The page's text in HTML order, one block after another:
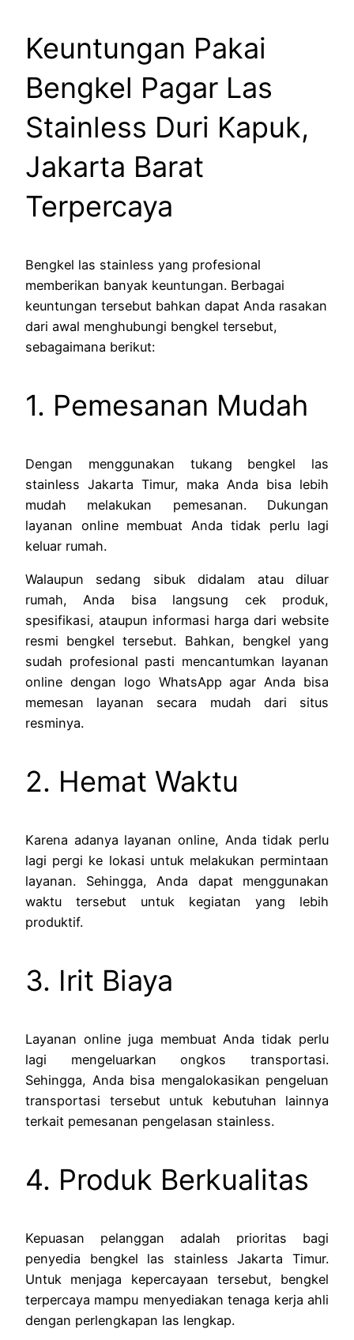
Keuntungan Pakai
Bengkel Pagar Las
Stainless Duri Kapuk,
Jakarta Barat
Terpercaya
Bengkel las stainless yang profesional
memberikan banyak keuntungan. Berbagai
keuntungan tersebut bahkan dapat Anda rasakan
dari awal menghubungi bengkel tersebut,
sebagaimana berikut:
1. Pemesanan Mudah
Dengan menggunakan tukang bengkel las
stainless Jakarta Timur, maka Anda bisa lebih
mudah melakukan pemesanan. Dukungan
layanan online membuat Anda tidak perlu lagi
keluar rumah.
Walaupun sedang sibuk didalam atau diluar
rumah, Anda bisa langsung cek produk,
spesifikasi, ataupun informasi harga dari website
resmi bengkel tersebut. Bahkan, bengkel yang
sudah profesional pasti mencantumkan layanan
online dengan logo WhatsApp agar Anda bisa
memesan layanan secara mudah dari situs
resminya.
2. Hemat Waktu
Karena adanya layanan online, Anda tidak perlu
lagi pergi ke lokasi untuk melakukan permintaan
layanan. Sehingga, Anda dapat menggunakan
waktu tersebut untuk kegiatan yang lebih
produktif.
3. Irit Biaya
Layanan online juga membuat Anda tidak perlu
lagi mengeluarkan ongkos transportasi.
Sehingga, Anda bisa mengalokasikan pengeluan
transportasi tersebut untuk kebutuhan lainnya
terkait pemesanan pengelasan stainless.
4. Produk Berkualitas
Kepuasan pelanggan adalah prioritas bagi
penyedia bengkel las stainless Jakarta Timur.
Untuk menjaga kepercayaan tersebut, bengkel
terpercaya mampu menyediakan tenaga kerja ahli
dengan perlengkapan las lengkap.